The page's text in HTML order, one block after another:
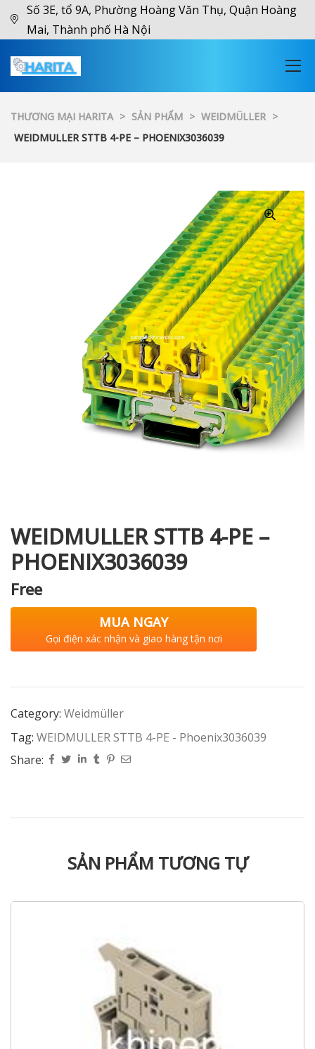
Số 3E, tổ 9A, Phường Hoàng Văn Thụ, Quận Hoàng
Mai, Thành phố Hà Nội
THƯƠNG MẠI HARITA > SẢN PHẨM > WEIDMÜLLER >
WEIDMULLER STTB 4-PE – PHOENIX3036039
WEIDMULLER STTB 4-PE –
PHOENIX3036039
Free
MUA NGAY
Gọi điện xác nhận và giao hàng tận nơi
Category: Weidmüller
Tag: WEIDMULLER STTB 4-PE - Phoenix3036039
Share:
SẢN PHẨM TƯƠNG TỰ